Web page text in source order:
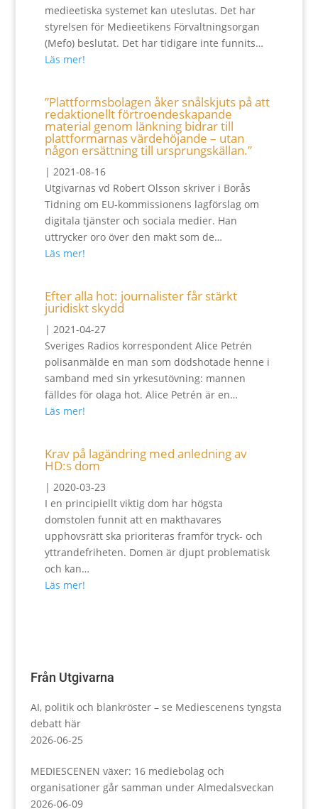
medieetiska systemet kan uteslutas. Det har
styrelsen för Medieetikens Förvaltningsorgan
(Mefo) beslutat. Det har tidigare inte funnits…
Läs mer!
”Plattformsbolagen åker snålskjuts på att
redaktionellt förtroendeskapande
material genom länkning bidrar till
plattformarnas värdehöjande – utan
någon ersättning till ursprungskällan.”
| 2021-08-16
Utgivarnas vd Robert Olsson skriver i Borås
Tidning om EU-kommissionens lagförslag om
digitala tjänster och sociala medier. Han
uttrycker oro över den makt som de…
Läs mer!
Efter alla hot: journalister får stärkt
juridiskt skydd
| 2021-04-27
Sveriges Radios korrespondent Alice Petrén
polisanmälde en man som dödshotade henne i
samband med sin yrkesutövning: mannen
fälldes för olaga hot. Alice Petrén är en…
Läs mer!
Krav på lagändring med anledning av
HD:s dom
| 2020-03-23
I en principiellt viktig dom har högsta
domstolen funnit att en makthavares
upphovsrätt ska prioriteras framför tryck- och
yttrandefriheten. Domen är djupt problematisk
och kan…
Läs mer!
Från Utgivarna
AI, politik och blankröster – se Mediescenens tyngsta
debatt här
2026-06-25
MEDIESCENEN växer: 16 mediebolag och
organisationer går samman under Almedalsveckan
2026-06-09